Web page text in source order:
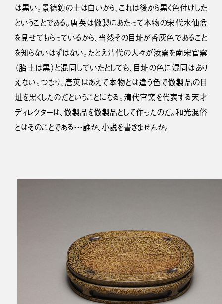
は黒い。景徳鎮の土は白いから、これは後から黒く色付けした
ということである。唐英は倣製にあたって本物の宋代水仙盆
を見せてもらっているから、当然その目址が香灰色であること
を知らないはずはない。たとえ清代の人々が汝窯を南宋官窯
（胎土は黒）と混同していたとしても、目址の色に混同はあり
えない。つまり、唐英はあえて本物とは違う色で倣製品の目
址を黒くしたのだということになる。清代官窯を代表する天才
ディレクターは、倣製品を倣製品として作ったのだ。和光混俗
とはそのことである・・・誰か、小説を書きませんか。